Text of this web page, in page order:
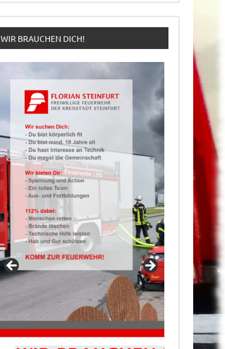
WIR BRAUCHEN DICH!